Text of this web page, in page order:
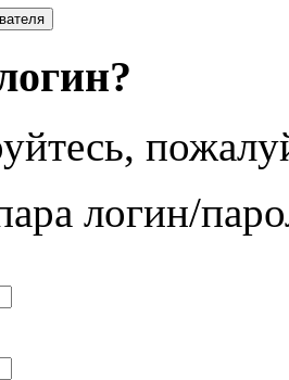
логин/